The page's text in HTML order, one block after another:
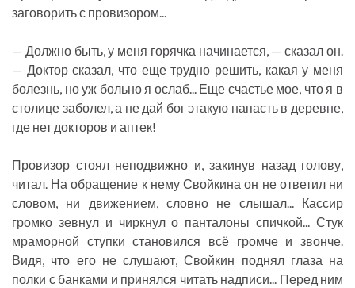
заговорить с провизором...
— Должно быть, у меня горячка начинается, — сказал он.
— Доктор сказал, что еще трудно решить, какая у меня
болезнь, но уж больно я ослаб... Еще счастье мое, что я в
столице заболел, а не дай бог этакую напасть в деревне,
где нет докторов и аптек!
Провизор стоял неподвижно и, закинув назад голову,
читал. На обращение к нему Свойкина он не ответил ни
словом, ни движением, словно не слышал... Кассир
громко зевнул и чиркнул о панталоны спичкой... Стук
мраморной ступки становился всё громче и звонче.
Видя, что его не слушают, Свойкин поднял глаза на
полки с банками и принялся читать надписи... Перед ним